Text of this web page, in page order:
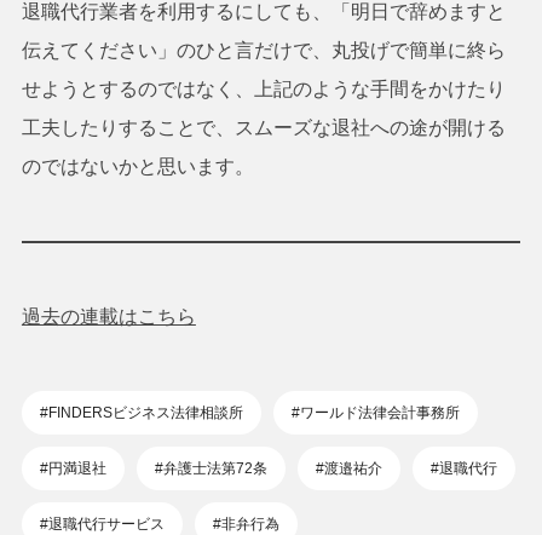
退職代行業者を利用するにしても、「明日で辞めますと
伝えてください」のひと言だけで、丸投げで簡単に終ら
せようとするのではなく、上記のような手間をかけたり
工夫したりすることで、スムーズな退社への途が開ける
のではないかと思います。
過去の連載はこちら
#FINDERSビジネス法律相談所 #ワールド法律会計事務所
#円満退社 #弁護士法第72条 #渡邉祐介 #退職代行
#退職代行サービス #非弁行為